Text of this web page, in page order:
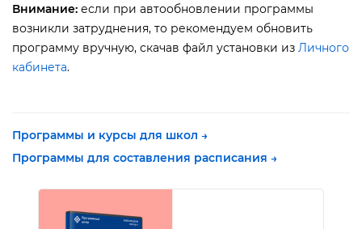
нимание: если при автообновлении программы
озникли затруднения, то рекомендуем обновить
программу вручную, скачав файл установки из Личного
кабинета.
Программы и курсы для школ →
Программы для составления расписания →